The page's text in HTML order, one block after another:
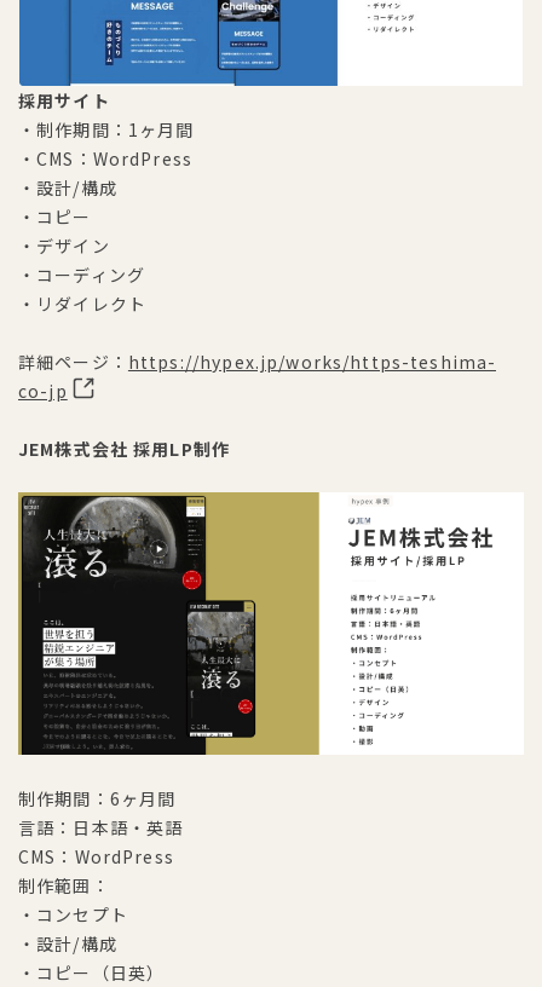
採用サイト
・制作期間：1ヶ月間
・CMS：WordPress
・設計/構成
・コピー
・デザイン
・コーディング
・リダイレクト
詳細ページ： https://hypex.jp/works/https-teshima-
co-jp
JEM株式会社 採用LP制作
制作期間：6ヶ月間
言語：日本語・英語
CMS：WordPress
制作範囲：
・コンセプト
・設計/構成
・コピー（日英）